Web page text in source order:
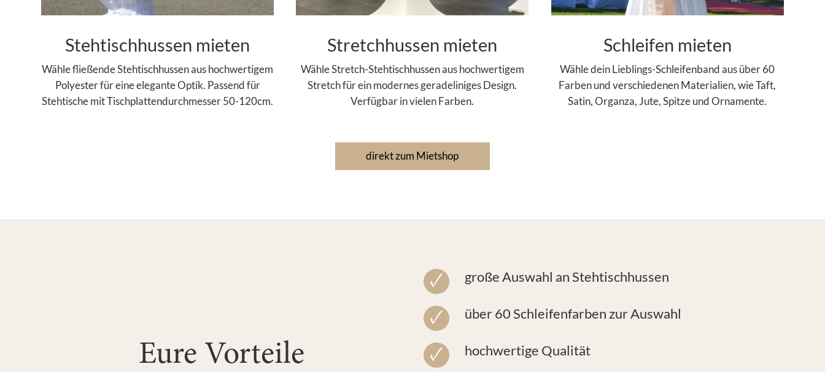
Stehtischhussen mieten
Wähle fließende Stehtischhussen aus hochwertigem
Polyester für eine elegante Optik. Passend für
Stehtische mit Tischplattendurchmesser 50-120cm.
Stretchhussen mieten
Wähle Stretch-Stehtischhussen aus hochwertigem
Stretch für ein modernes geradeliniges Design.
Verfügbar in vielen Farben.
Schleifen mieten
Wähle dein Lieblings-Schleifenband aus über 60
Farben und verschiedenen Materialien, wie Taft,
Satin, Organza, Jute, Spitze und Ornamente.
direkt zum Mietshop
Eure Vorteile
große Auswahl an Stehtischhussen
über 60 Schleifenfarben zur Auswahl
hochwertige Qualität